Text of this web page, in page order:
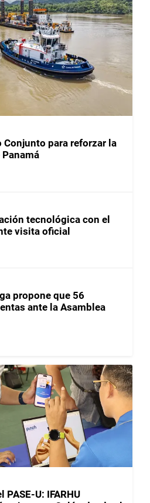
Conjunto para reforzar la
tecnológica con el
visita oficial
propone que 56
ante la Asamblea
PASE-U: IFARHU